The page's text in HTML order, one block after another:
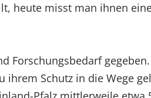
heute misst man ihnen
Forschungsbedarf
ihrem Schutz in die Wege